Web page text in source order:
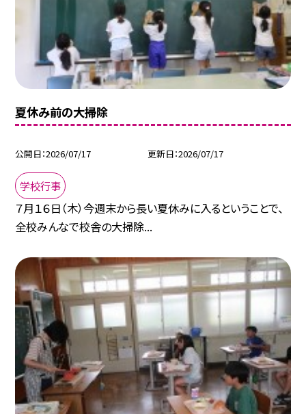
夏休み前の大掃除
公開日 2026/07/17 更新日 2026/07/17
学校行事
７月１６日（木）今週末から長い夏休みに入るということで、
全校みんなで校舎の大掃除...